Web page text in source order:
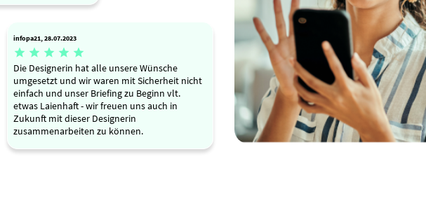
infopa21, 28.07.2023
    
Die Designerin hat alle unsere Wünsche
umgesetzt und wir waren mit Sicherheit nicht
einfach und unser Briefing zu Beginn vlt.
etwas Laienhaft - wir freuen uns auch in
Zukunft mit dieser Designerin
zusammenarbeiten zu können.